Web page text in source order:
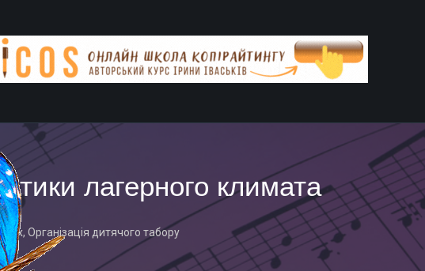
лагерного климата
, Організація дитячого табору